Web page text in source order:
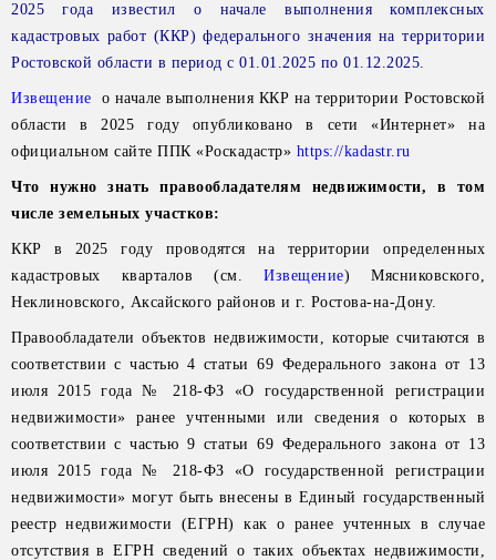
2025 года известил о начале выполнения комплексных
кадастровых работ (ККР) федерального значения на территории
Ростовской области в период с 01.01.2025 по 01.12.2025.
Извещение о начале выполнения ККР на территории Ростовской
области в 2025 году опубликовано в сети «Интернет» на
официальном сайте ППК «Роскадастр» https://kadastr.ru
Что нужно знать правообладателям недвижимости, в том
числе земельных участков:
ККР в 2025 году проводятся на территории определенных
кадастровых кварталов (см. Извещение) Мясниковского,
Неклиновского, Аксайского районов и г. Ростова-на-Дону.
Правообладатели объектов недвижимости, которые считаются в
соответствии с частью 4 статьи 69 Федерального закона от 13
июля 2015 года № 218-ФЗ «О государственной регистрации
недвижимости» ранее учтенными или сведения о которых в
соответствии с частью 9 статьи 69 Федерального закона от 13
июля 2015 года № 218-ФЗ «О государственной регистрации
недвижимости» могут быть внесены в Единый государственный
реестр недвижимости (ЕГРН) как о ранее учтенных в случае
отсутствия в ЕГРН сведений о таких объектах недвижимости,